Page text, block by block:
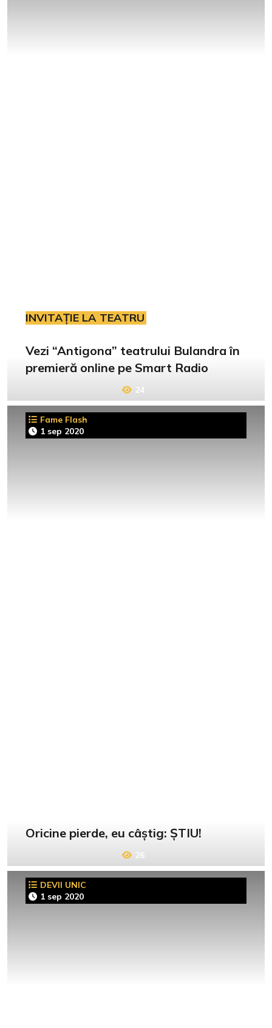
INVITAȚIE LA TEATRU
Vezi “Antigona” teatrului Bulandra în
premieră online pe Smart Radio
24
Fame Flash
1 sep 2020
Oricine pierde, eu câștig: ȘTIU!
26
DEVII UNIC
1 sep 2020